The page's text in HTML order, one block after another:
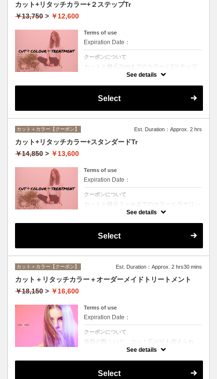
カット+リタッチカラー+２ステップTr
￥13,750 > ￥12,600
Terms of use
Expiration Date：
クーポンについて
カットと根元2cmまでのカラーと2ステップ
トリートメントのセットメニュー。シャンプ
See details
Select
カット＋カラー【クーポン】 Est. Duration：Approx. 2 hrs
カット+リタッチカラー+スタンダードTr
￥14,850 > ￥13,600
Terms of use
Expiration Date：
クーポンについて
カットと根元２ｃｍまでのカラーと当サロン
オススメ、スペシャルトリートメントのセッ
See details
Select
カット＋カラー【クーポン】 Est. Duration：Approx. 2 hrs30 mins
カット＋リタッチカラー＋オーダーメイドトリートメント
￥18,150 > ￥16,600
Terms of use
Expiration Date：
クーポンについて
抜群の艶！ハリ、コシ！広がりも抑えられ
る！どんなに傷んだ髪も、鮮やかなハイトー
See details
Select